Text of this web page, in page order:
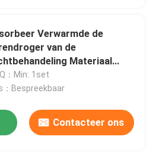
Verwarmde de
van de
Materiaal
Luchtconsumptie
：Min: 1set
：Bespreekbaar
Contacteer ons